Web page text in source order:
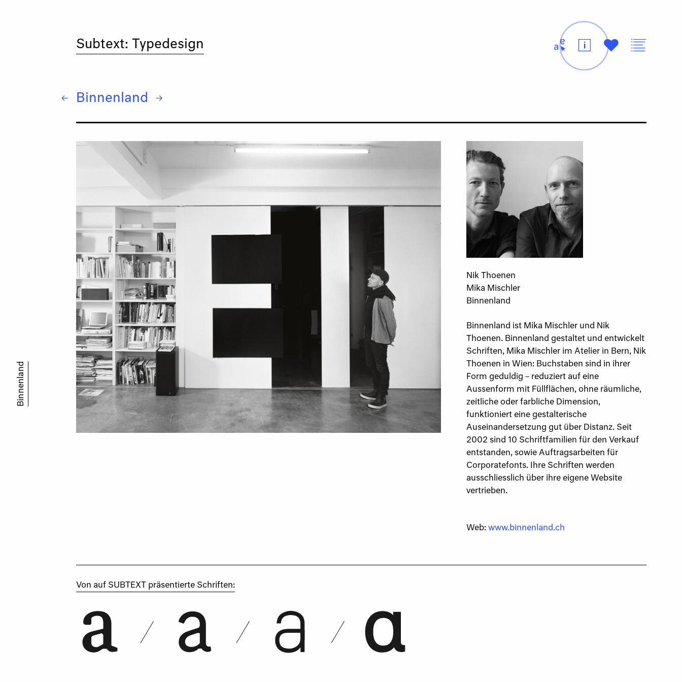
Binnenland
Subtext: Typedesign t i # v
← buero bauer
Binnenland → Paul Busk
Nik Thoenen
Mika Mischler
Binnenland
Binnenland ist Mika Mischler und Nik
Thoenen. Binnenland gestaltet und entwickelt
Schriften, Mika Mischler im Atelier in Bern, Nik
Thoenen in Wien: Buchstaben sind in ihrer
Form geduldig – reduziert auf eine
Aussenform mit Füllflächen, ohne räumliche,
zeitliche oder farbliche Dimension,
funktioniert eine gestalterische
Auseinandersetzung gut über Distanz. Seit
2002 sind 10 Schriftfamilien für den Verkauf
entstanden, sowie Auftragsarbeiten für
Corporatefonts. Ihre Schriften werden
ausschliesslich über ihre eigene Website
vertrieben.
Web:www.binnenland.ch
Von auf SUBTEXT präsentierte Schriften:
Korpus